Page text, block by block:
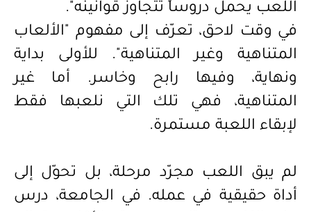
اللعب يحمل دروساً تتجاوز قوانينه".
في وقت لاحق، تعرّف إلى مفهوم "الألعاب
المتناهية وغير المتناهية". للأولى بداية
ونهاية، وفيها رابح وخاسر. أما غير
المتناهية، فهي تلك التي نلعبها فقط
لإبقاء اللعبة مستمرة.
لم يبق اللعب مجرّد مرحلة، بل تحوّل إلى
أداة حقيقية في عمله. في الجامعة، درس